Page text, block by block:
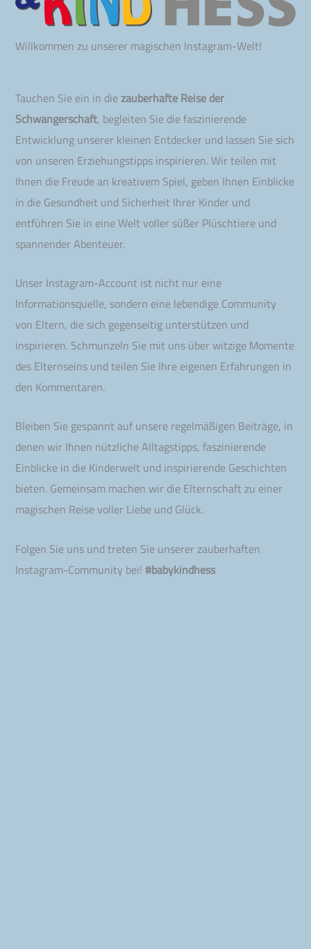
Willkommen zu unserer magischen Instagram-Welt!
Tauchen Sie ein in diezauberhafte Reise der
Schwangerschaft, begleiten Sie die faszinierende
Entwicklung unserer kleinen Entdecker und lassen Sie sich
von unseren Erziehungstipps inspirieren. Wir teilen mit
Ihnen die Freude an kreativem Spiel, geben Ihnen Einblicke
in die Gesundheit und Sicherheit Ihrer Kinder und
entführen Sie in eine Welt voller süßer Plüschtiere und
spannender Abenteuer.
Unser Instagram-Account ist nicht nur eine
Informationsquelle, sondern eine lebendige Community
von Eltern, die sich gegenseitig unterstützen und
inspirieren. Schmunzeln Sie mit uns über witzige Momente
des Elternseins und teilen Sie Ihre eigenen Erfahrungen in
den Kommentaren.
Bleiben Sie gespannt auf unsere regelmäßigen Beiträge, in
denen wir Ihnen nützliche Alltagstipps, faszinierende
Einblicke in die Kinderwelt und inspirierende Geschichten
bieten. Gemeinsam machen wir die Elternschaft zu einer
magischen Reise voller Liebe und Glück.
Folgen Sie uns und treten Sie unserer zauberhaften
Instagram-Community bei!#babykindhess